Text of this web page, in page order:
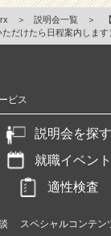
＞ 説明会一覧 ＞
だけたら日程案内します
ビス
説明会を探す
就職イベン
適性検査
スペシャルコンテン